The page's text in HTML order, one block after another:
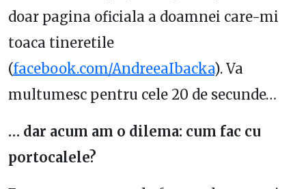
doar pagina oficiala a doamnei care-mi
toaca tineretile
(facebook.com/AndreeaIbacka). Va
multumesc pentru cele 20 de secunde…
… dar acum am o dilema: cum fac cu
portocalele?